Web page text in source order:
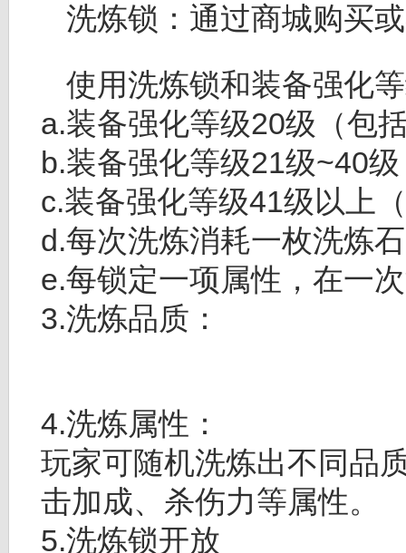
洗炼锁：通过商城购买
使用洗炼锁和装备强化
a.装备强化等级20级（包
b.装备强化等级21级~40
c.装备强化等级41级以上
d.每次洗炼消耗一枚洗炼
e.每锁定一项属性，在一
3.洗炼品质：
4.洗炼属性：
玩家可随机洗炼出不同品
击加成、杀伤力等属性。
5.洗炼锁开放